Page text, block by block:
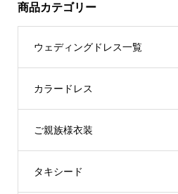
商品カテゴリー
ウェディングドレス一覧
カラードレス
ご親族様衣装
タキシード